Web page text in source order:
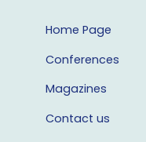
Home Page
Conferences
Magazines
Contact us